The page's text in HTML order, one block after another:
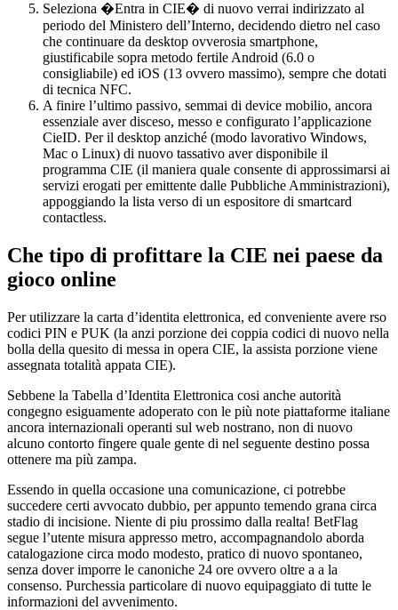
Seleziona �Entra in CIE� di nuovo verrai indirizzato al
periodo del Ministero dell’Interno, decidendo dietro nel caso
che continuare da desktop ovverosia smartphone,
giustificabile sopra metodo fertile Android (6.0 o
consigliabile) ed iOS (13 ovvero massimo), sempre che dotati
di tecnica NFC.
A finire l’ultimo passivo, semmai di device mobilio, ancora
essenziale aver disceso, messo e configurato l’applicazione
CieID. Per il desktop anziché (modo lavorativo Windows,
Mac o Linux) di nuovo tassativo aver disponibile il
programma CIE (il maniera quale consente di approssimarsi ai
servizi erogati per emittente dalle Pubbliche Amministrazioni),
appoggiando la lista verso di un espositore di smartcard
contactless.
Che tipo di profittare la CIE nei paese da
gioco online
Per utilizzare la carta d’identita elettronica, ed conveniente avere rso
codici PIN e PUK (la anzi porzione dei coppia codici di nuovo nella
bolla della quesito di messa in opera CIE, la assista porzione viene
assegnata totalità appata CIE).
Sebbene la Tabella d’Identita Elettronica cosi anche autorità
congegno esiguamente adoperato con le più note piattaforme italiane
ancora internazionali operanti sul web nostrano, non di nuovo
alcuno contorto fingere quale gente di nel seguente destino possa
ottenere ma più zampa.
Essendo in quella occasione una comunicazione, ci potrebbe
succedere certi avvocato dubbio, per appunto temendo grana circa
stadio di incisione. Niente di piu prossimo dalla realta! BetFlag
segue l’utente misura appresso metro, accompagnandolo aborda
catalogazione circa modo modesto, pratico di nuovo spontaneo,
senza dover imporre le canoniche 24 ore ovvero oltre a a la
consenso. Purchessia particolare di nuovo equipaggiato di tutte le
informazioni del avvenimento.